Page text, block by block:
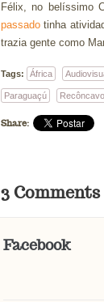
Félix, no belíssimo
passado tinha
trazia gente como
Tags: África
Paraguaçú Recôncavo
Share:
3 Comments
Facebook